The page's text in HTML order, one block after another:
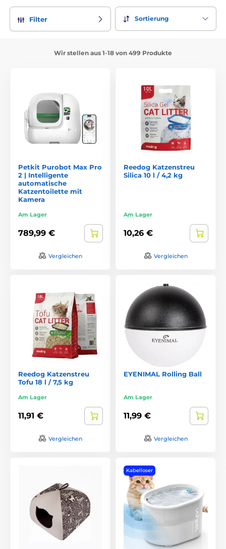
Filter Sortierung
Wir stellen aus 1-18 von 499 Produkte
Petkit Purobot Max Pro
2 | Intelligente
automatische
Katzentoilette mit
Kamera
Am Lager
789,99 €
Vergleichen
Reedog Katzenstreu
Silica 10 l / 4,2 kg
Am Lager
10,26 €
Vergleichen
Reedog Katzenstreu
Tofu 18 l / 7,5 kg
Am Lager
11,91 €
Vergleichen
EYENIMAL Rolling Ball
Am Lager
11,99 €
Vergleichen
Kabelloser